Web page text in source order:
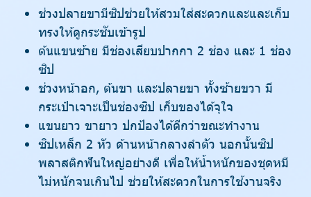
ช่วงปลายขามีซิปช่วยให้สวมใส่สะดวกและและเก็บ
ทรงให้ดูกระชับเข้ารูป
ต้นแขนซ้าย มีช่องเสียบปากกา 2 ช่อง และ 1 ช่อง
ซิป
ช่วงหน้าอก, ต้นขา และปลายขา ทั้งซ้ายขวา มี
กระเป๋าเจาะเป็นช่องซิป เก็บของได้จุใจ
แขนยาว ขายาว ปกป้องได้ดีกว่าขณะทำงาน
ซิปเหล็ก 2 หัว ด้านหน้ากลางลำตัว นอกนั้นซิป
พลาสติกฟันใหญ่อย่างดี เพื่อให้น้ำหนักของชุดหมี
ไม่หนักจนเกินไป ช่วยให้สะดวกในการใช้งานจริง